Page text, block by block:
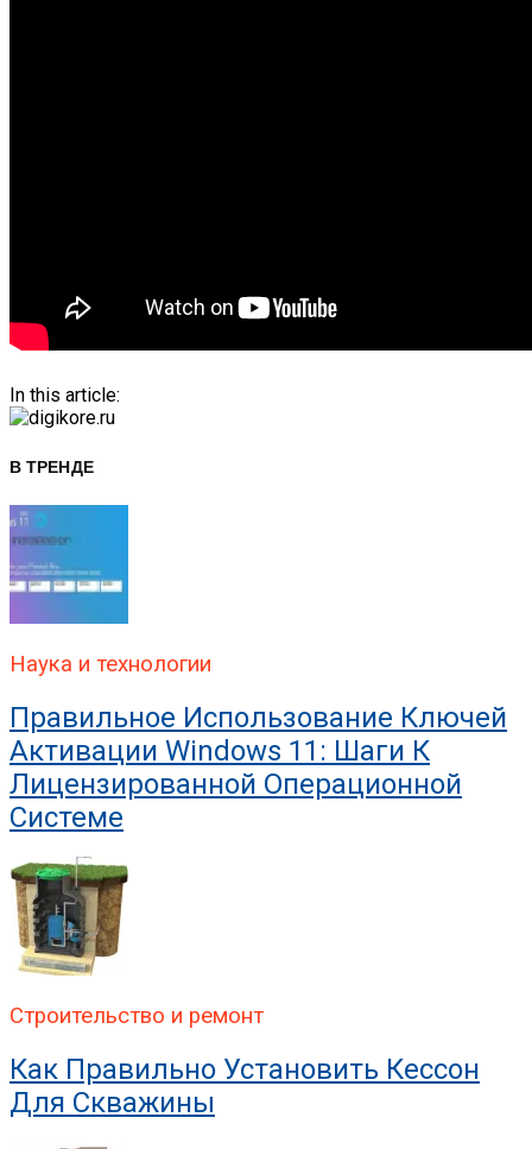
In this article:
В ТРЕНДЕ
Наука и технологии
Правильное Использование Ключей
Активации Windows 11: Шаги К
Лицензированной Операционной
Системе
Строительство и ремонт
Как Правильно Установить Кессон
Для Скважины